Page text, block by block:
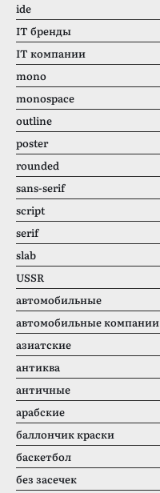
ide
IT бренды
IT компании
mono
monospace
outline
poster
rounded
sans-serif
script
serif
slab
USSR
автомобильные
автомобильные компании
азиатские
антиква
античные
арабские
баллончик краски
баскетбол
без засечек